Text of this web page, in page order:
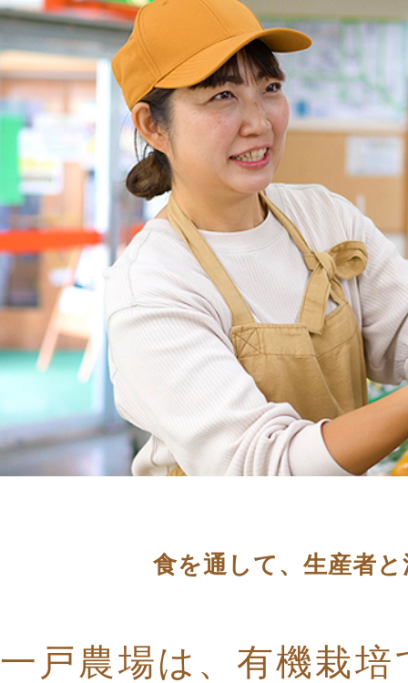
食を通して、生産者
一戸農場は、有機栽